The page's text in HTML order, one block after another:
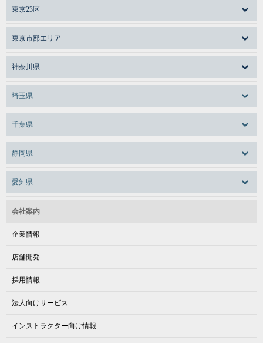
東京23区
東京市部エリア
神奈川県
埼玉県
千葉県
静岡県
愛知県
会社案内
企業情報
店舗開発
採用情報
法人向けサービス
インストラクター向け情報